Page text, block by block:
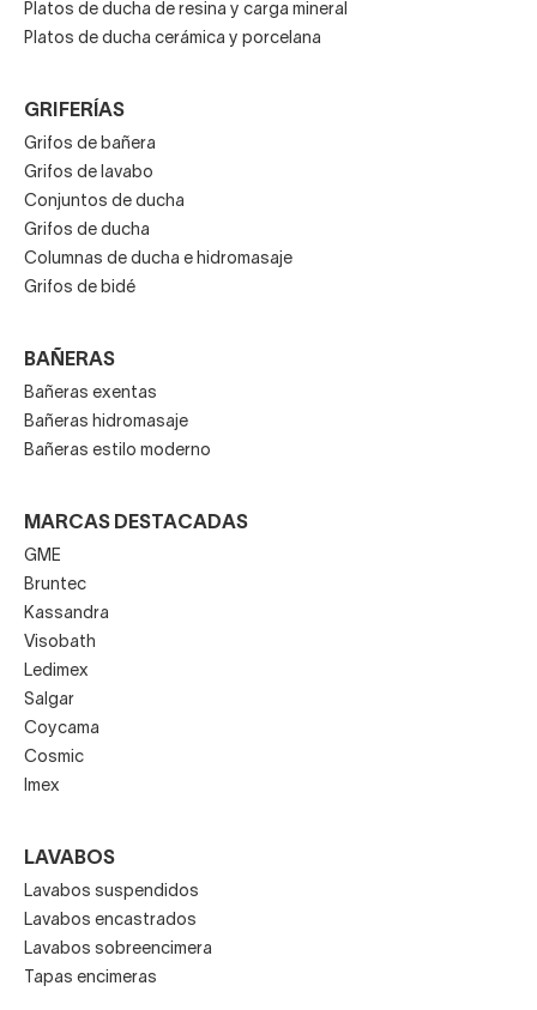
Platos de ducha de resina y carga mineral
Platos de ducha cerámica y porcelana
GRIFERÍAS
Grifos de bañera
Grifos de lavabo
Conjuntos de ducha
Grifos de ducha
Columnas de ducha e hidromasaje
Grifos de bidé
BAÑERAS
Bañeras exentas
Bañeras hidromasaje
Bañeras estilo moderno
MARCAS DESTACADAS
GME
Bruntec
Kassandra
Visobath
Ledimex
Salgar
Coycama
Cosmic
Imex
LAVABOS
Lavabos suspendidos
Lavabos encastrados
Lavabos sobreencimera
Tapas encimeras